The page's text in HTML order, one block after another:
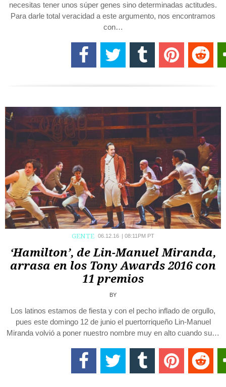
necesitas tener unos súper genes sino determinadas actitudes.
Para darle total veracidad a este argumento, nos encontramos
con…
GENTE 06.12.16 | 08:11PM PT
‘Hamilton’, de Lin-Manuel Miranda,
arrasa en los Tony Awards 2016 con
11 premios
BY
Los latinos estamos de fiesta y con el pecho inflado de orgullo,
pues este domingo 12 de junio el puertorriqueño Lin-Manuel
Miranda volvió a poner nuestro nombre muy en alto cuando su…